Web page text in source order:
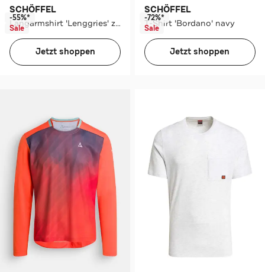
SCHÖFFEL
Langarmshirt 'Lenggries' zweifarbig
-55%*
Sale
Jetzt shoppen
SCHÖFFEL
T-Shirt 'Bordano' navy
-72%*
Sale
Jetzt shoppen